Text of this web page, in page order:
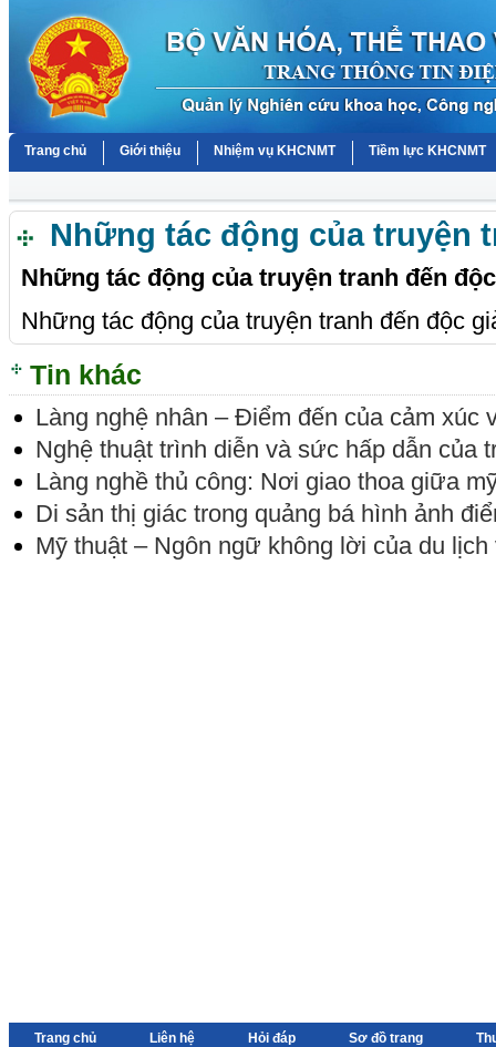
Trang chủ Giới thiệu Nhiệm vụ KHCNMT Tiềm lực KHCNMT
Những tác động của truyện
Những tác động của truyện tranh đến
Những tác động của truyện tranh đến độc
Tin khác
Làng nghệ nhân – Điểm đến của cảm xúc
Nghệ thuật trình diễn và sức hấp dẫn của
Làng nghề thủ công: Nơi giao thoa giữa
Di sản thị giác trong quảng bá hình ảnh
Mỹ thuật – Ngôn ngữ không lời của du lịch
Trang chủ Liên hệ Hỏi đáp Sơ đồ trang